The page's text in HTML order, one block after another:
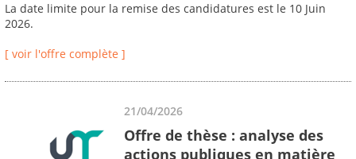
La date limite pour la remise des candidatures est le 10 Juin
2026.
[ voir l'offre complète ]
21/04/2026
Offre de thèse : analyse des
actions publiques en matière